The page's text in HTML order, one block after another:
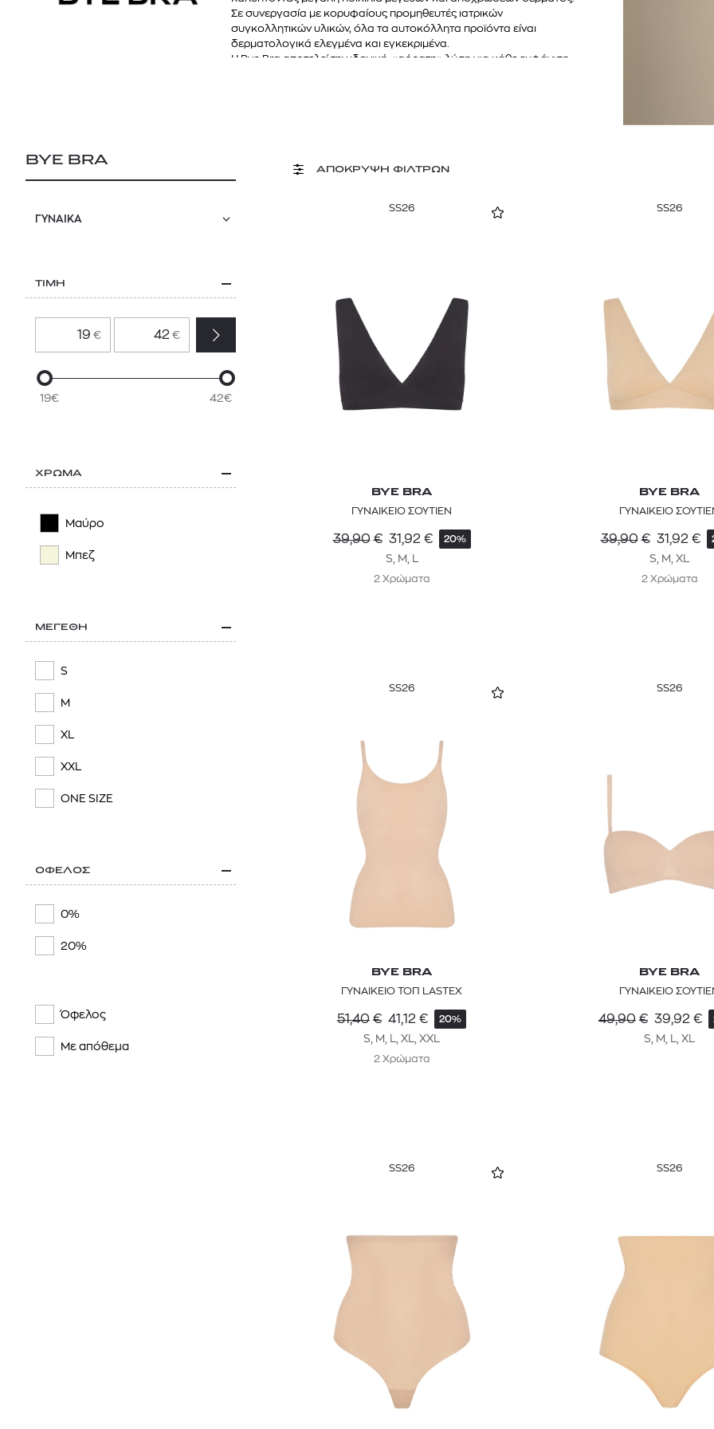
Σε συνεργασία με κορυφαίους προμηθευτές ιατρικών
συγκολλητικών υλικών, όλα τα αυτοκόλλητα προϊόντα είναι
δερματολογικά ελεγμένα και εγκεκριμένα.
Η Bye Bra αποτελεί την ιδανική, «αόρατη» λύση για κάθε εμφάνιση.
BYE BRA
ΑΠΟΚΡΥΨΗ ΦΙΛΤΡΩΝ
ΓΥΝΑΙΚΑ
ΤΙΜΗ
€ €
19€ 42€
ΧΡΩΜΑ
Μαύρο
Μπεζ
ΜΕΓΕΘΗ
S
M
XL
XXL
ONE SIZE
ΟΦΕΛΟΣ
0%
20%
Όφελος
Με απόθεμα
SS26
BYE BRA
ΓΥΝΑΙΚΕΙΟ ΣΟΥΤΙΕΝ
39,90 € 31,92 € 20%
S, M, L
2 Χρώματα
SS26
BYE BRA
ΓΥΝΑΙΚΕΙΟ
39,90 € 31,92 €
S, M, XL
2 Χρώματα
SS26
BYE BRA
ΓΥΝΑΙΚΕΙΟ ΤΟΠ LASTEX
51,40 € 41,12 € 20%
S, M, L, XL, XXL
2 Χρώματα
SS26
BYE BRA
ΓΥΝΑΙΚΕΙΟ
49,90 € 39,92 €
S, M, L, XL
SS26 SS26